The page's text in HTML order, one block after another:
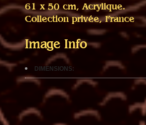
61 x 50 cm, Acrylique.
Collection privée, France
Image Info
DIMENSIONS: